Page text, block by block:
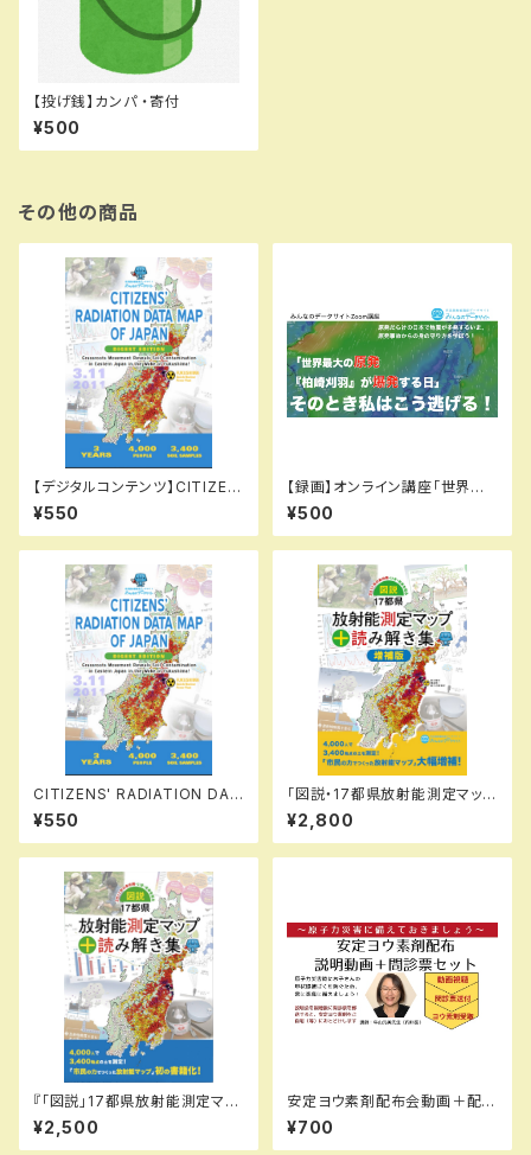
【投げ銭】カンパ ・寄付
¥500
その他の商品
【デジタルコンテンツ】CITIZEN
S' RADIATION DATA MAP O
F JAPAN: Grassroots Move
ment Reveals Soil Contami
he Wake of Fukushima! (DI
GEST EDITION)
¥550
【録画】オンライン講座「世界最
大の原発『柏崎刈羽』が爆発する
日」その時わたしはこう逃げる
¥500
CITIZENS' RADIATION DAT
A MAP OF JAPAN: Grassro
ots Movement Reveals So
il Contamination in Eastern
shima! (DIGEST EDITION)
¥550
「図説・17都県放射能測定マップ
＋読み解き集 増補版」
¥2,800
『「図説」17都県放射能測定マッ
プ＋読み解き集』
¥2,500
安定ヨウ素剤配布会動画＋配布
申し込み書類（1〜4人分）
¥700